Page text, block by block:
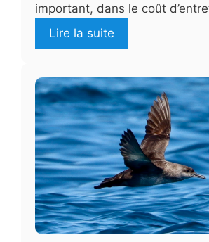
important, dans le coût
Lire la suite